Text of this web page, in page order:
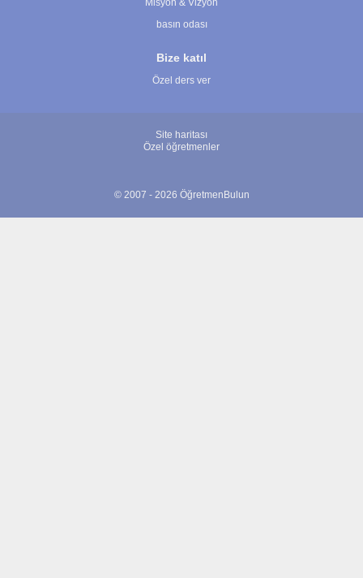
Misyon & Vizyon
basın odası
Bize katıl
Özel ders ver
Site haritası
Özel öğretmenler
© 2007 - 2026 ÖğretmenBulun